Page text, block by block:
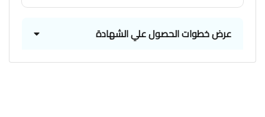
عرض خطوات الحصول علي الشهادة